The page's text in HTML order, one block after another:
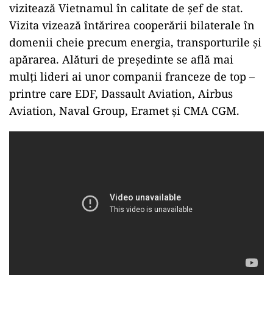
vizitează Vietnamul în calitate de șef de stat.
Vizita vizează întărirea cooperării bilaterale în
domenii cheie precum energia, transporturile și
apărarea. Alături de președinte se află mai
mulți lideri ai unor companii franceze de top –
printre care EDF, Dassault Aviation, Airbus
Aviation, Naval Group, Eramet și CMA CGM.